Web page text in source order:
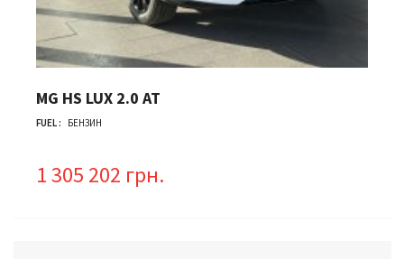
MG HS LUX 2.0 АТ
FUEL : БЕНЗИН
1 305 202 грн.